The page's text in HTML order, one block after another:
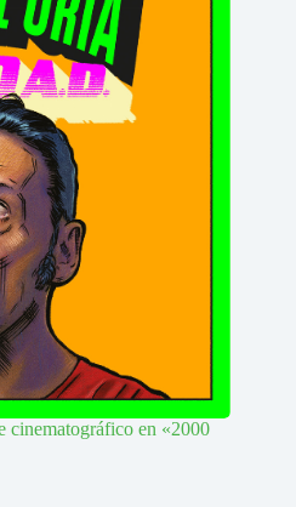
cinematográfico en «2000